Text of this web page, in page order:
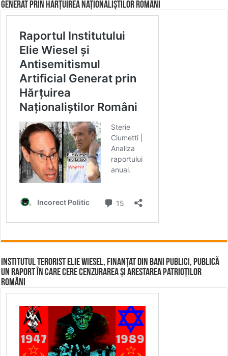
Generat prin Hărțuirea Naționaliștilor Români
Institutul terorist Elie Wiesel, finanțat din bani publici, publică
un raport în care cere cenzurarea și arestarea patrioților
români